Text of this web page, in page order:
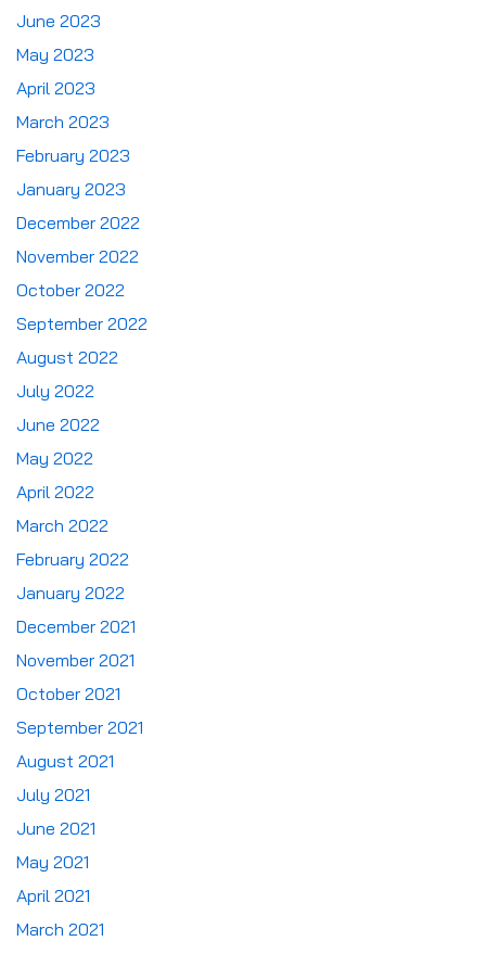
June 2023
May 2023
April 2023
March 2023
February 2023
January 2023
December 2022
November 2022
October 2022
September 2022
August 2022
July 2022
June 2022
May 2022
April 2022
March 2022
February 2022
January 2022
December 2021
November 2021
October 2021
September 2021
August 2021
July 2021
June 2021
May 2021
April 2021
March 2021